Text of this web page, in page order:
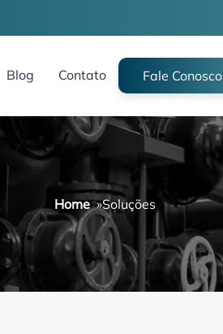
Blog Contato Fale Conosco
Home»Soluções